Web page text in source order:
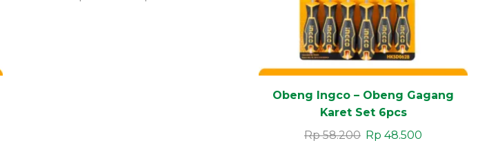
Obeng Ingco – Obeng Gagang
Karet Set 6pcs
Rp58.200 Rp 48.500